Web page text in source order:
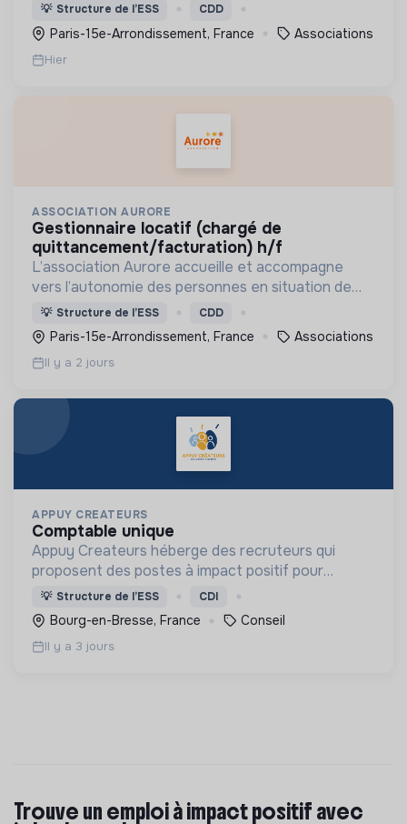
soins et l’insertion sociale et professionnelle.
💡 Structure de l’ESS CDD
Paris-15e-Arrondissement, France Associations
Hier
ASSOCIATION AURORE
gestionnaire locatif (chargé de
quittancement/facturation) h/f
L’association Aurore accueille et accompagne
vers l’autonomie des personnes en situation de
précarité ou d’exclusion via l’hébergement, les
soins et l’insertion sociale et professionnelle.
💡 Structure de l’ESS CDD
Paris-15e-Arrondissement, France Associations
Il y a 2 jours
APPUY CREATEURS
comptable unique
Appuy Createurs héberge des recruteurs qui
proposent des postes à impact positif pour
différentes structures.
💡 Structure de l’ESS CDI
Bourg-en-Bresse, France Conseil
Il y a 3 jours
Trouve un emploi à impact positif avec